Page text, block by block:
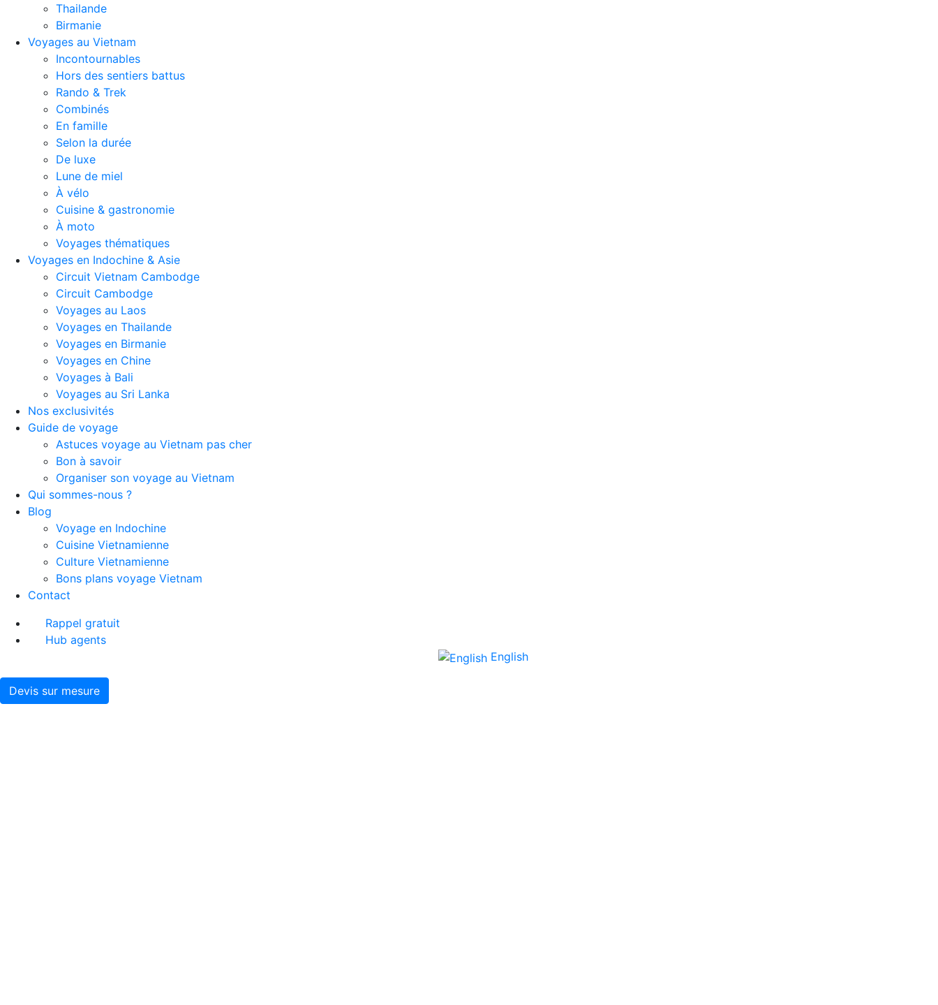
Thailande
Birmanie
Voyages au Vietnam
Incontournables
Hors des sentiers battus
Rando & Trek
Combinés
En famille
Selon la durée
De luxe
Lune de miel
À vélo
Cuisine & gastronomie
À moto
Voyages thématiques
Voyages en Indochine & Asie
Circuit Vietnam Cambodge
Circuit Cambodge
Voyages au Laos
Voyages en Thailande
Voyages en Birmanie
Voyages en Chine
Voyages à Bali
Voyages au Sri Lanka
Nos exclusivités
Guide de voyage
Astuces voyage au Vietnam pas cher
Bon à savoir
Organiser son voyage au Vietnam
Qui sommes-nous ?
Blog
Voyage en Indochine
Cuisine Vietnamienne
Culture Vietnamienne
Bons plans voyage Vietnam
Contact
Rappel gratuit
Hub agents
English
Devis sur mesure